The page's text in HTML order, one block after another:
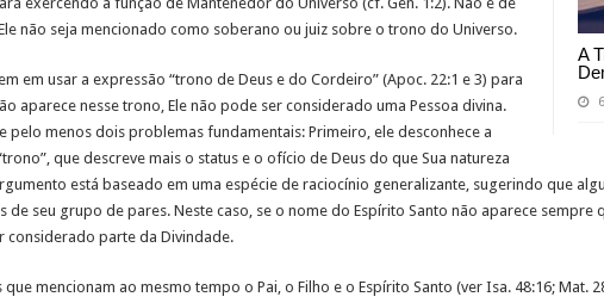
A
não seja mencionado como soberano ou juiz sobre o trono do Universo.
em usar a expressão “trono de Deus e do Cordeiro” (Apoc. 22:1 e 3) para
aparece nesse trono, Ele não pode ser considerado uma Pessoa divina.
pelo menos dois problemas fundamentais: Primeiro, ele desconhece a
que descreve mais o status e o ofício de Deus do que Sua natureza
está baseado em uma espécie de raciocínio generalizante, sugerindo que
de seu grupo de pares. Neste caso, se o nome do Espírito Santo não aparece sempre
considerado parte da Divindade.
mencionam ao mesmo tempo o Pai, o Filho e o Espírito Santo (ver Isa. 48:16; Mat.